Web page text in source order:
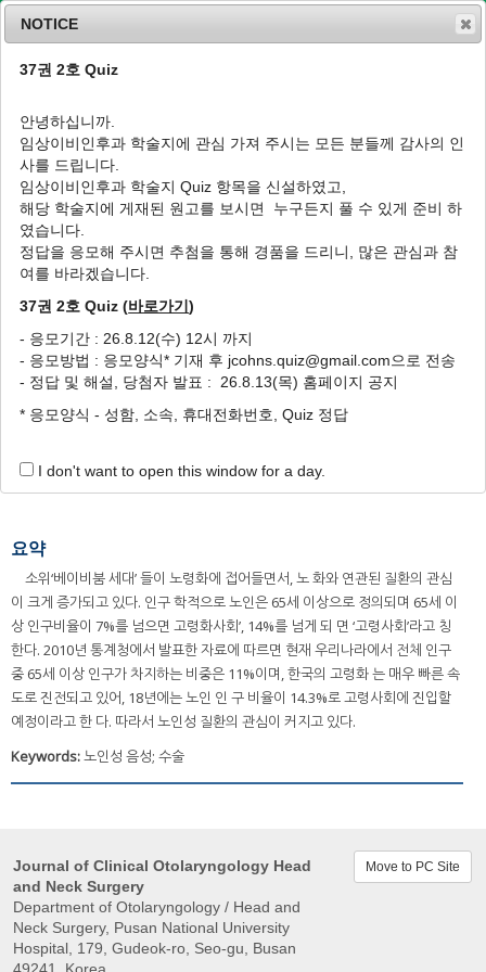
n
v
o
J Clin Otolaryngol Head Neck Surg
21(2 ): 199-205
pISSN: 1225-0244, eISSN: 2713-833X
DOI:https://doi.org/10.35420/jcohns.2010.21.2.199
특집
노인성 음성의 임상적 특징 및 치료
임윤성 1,이윤세2,이종길2,*
Clinical Features and Managements of
Presbyphonia
Yune-Sung Lim , Yoon-Se Lee ,Jong-Kil Lee
Published Online: May 31, 2020
요약
소위‘베이비붐 세대’ 들이 노령화에 접어들면서, 노 화와 연관된 질환의 관심
이 크게 증가되고 있다. 인구 학적으로 노인은 65세 이상으로 정의되며 65세 이
상 인구비율이 7%를 넘으면 고령화사회’, 14%를 넘게 되 면 ‘고령사회’라고 칭
한다. 2010년 통계청에서 발표한 자료에 따르면 현재 우리나라에서 전체 인구
중 65세 이상 인구가 차지하는 비중은 11%이며, 한국의 고령화 는 매우 빠른 속
도로 진전되고 있어, 18년에는 노인 인 구 비율이 14.3%로 고령사회에 진입할
예정이라고 한 다. 따라서 노인성 질환의 관심이 커지고 있다.
Keywords:노인성 음성; 수술
Journal of Clinical Otolaryngology Head
and Neck Surgery
Department of Otolaryngology / Head and
Neck Surgery, Pusan ​​National University
Hospital, 179, Gudeok-ro, Seo-gu, Busan
49241, Korea
Move to PC Site
NOTICE
37권 2호 Quiz
안녕하십니까.
임상이비인후과 학술지에 관심 가져 주시는 모든 분들께 감사의 인
사를 드립니다.
임상이비인후과 학술지 Quiz 항목을 신설하였고,
해당 학술지에 게재된 원고를 보시면 누구든지 풀 수 있게 준비 하
였습니다.
정답을 응모해 주시면 추첨을 통해 경품을 드리니, 많은 관심과 참
여를 바라겠습니다.
37권 2호 Quiz (바로가기)
- 응모기간 : 26.8.12(수) 12시 까지
- 응모방법 : 응모양식* 기재 후 jcohns.quiz@gmail.com으로 전송
- 정답 및 해설, 당첨자 발표 : 26.8.13(목) 홈페이지 공지
* 응모양식 - 성함, 소속, 휴대전화번호, Quiz 정답
I don't want to open this window for a day.